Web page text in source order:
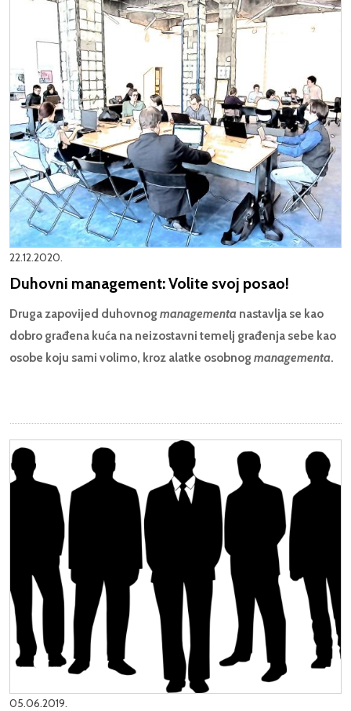
22.12.2020.
Duhovni management: Volite svoj posao!
Druga zapovijed duhovnog managementa nastavlja se kao
dobro građena kuća na neizostavni temelj građenja sebe kao
osobe koju sami volimo, kroz alatke osobnog managementa.
05.06.2019.